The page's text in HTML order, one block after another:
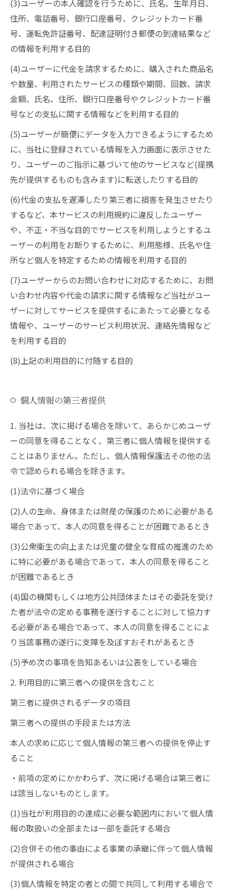
(3)ユーザーの本人確認を行うために、氏名、生年月日、
住所、電話番号、銀行口座番号、クレジットカード番
号、運転免許証番号、配達証明付き郵便の到達結果など
の情報を利用する目的
(4)ユーザーに代金を請求するために、購入された商品名
や数量、利用されたサービスの種類や期間、回数、請求
金額、氏名、住所、銀行口座番号やクレジットカード番
号などの支払に関する情報などを利用する目的
(5)ユーザーが簡便にデータを入力できるようにするため
に、当社に登録されている情報を入力画面に表示させた
り、ユーザーのご指示に基づいて他のサービスなど(提携
先が提供するものも含みます)に転送したりする目的
(6)代金の支払を遅滞したり第三者に損害を発生させたり
するなど、本サービスの利用規約に違反したユーザー
や、不正・不当な目的でサービスを利用しようとするユ
ーザーの利用をお断りするために、利用態様、氏名や住
所など個人を特定するための情報を利用する目的
(7)ユーザーからのお問い合わせに対応するために、お問
い合わせ内容や代金の請求に関する情報など当社がユー
ザーに対してサービスを提供するにあたって必要となる
情報や、ユーザーのサービス利用状況、連絡先情報など
を利用する目的
(8)上記の利用目的に付随する目的
個人情報の第三者提供
1. 当社は、次に掲げる場合を除いて、あらかじめユーザ
ーの同意を得ることなく、第三者に個人情報を提供する
ことはありません。ただし、個人情報保護法その他の法
令で認められる場合を除きます。
(1)法令に基づく場合
(2)人の生命、身体または財産の保護のために必要がある
場合であって、本人の同意を得ることが困難であるとき
(3)公衆衛生の向上または児童の健全な育成の推進のため
に特に必要がある場合であって、本人の同意を得ること
が困難であるとき
(4)国の機関もしくは地方公共団体またはその委託を受け
た者が法令の定める事務を遂行することに対して協力す
る必要がある場合であって、本人の同意を得ることによ
り当該事務の遂行に支障を及ぼすおそれがあるとき
(5)予め次の事項を告知あるいは公表をしている場合
2. 利用目的に第三者への提供を含むこと
第三者に提供されるデータの項目
第三者への提供の手段または方法
本人の求めに応じて個人情報の第三者への提供を停止す
ること
・前項の定めにかかわらず、次に掲げる場合は第三者に
は該当しないものとします。
(1)当社が利用目的の達成に必要な範囲内において個人情
報の取扱いの全部または一部を委託する場合
(2)合併その他の事由による事業の承継に伴って個人情報
が提供される場合
(3)個人情報を特定の者との間で共同して利用する場合で